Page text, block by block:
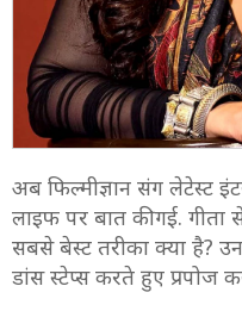
अब फिल्मीज्ञान संग लेटेस्ट
लाइफ पर बात की गई. गीता
सबसे बेस्ट तरीका क्या है?
डांस स्टेप्स करते हुए प्रपोज